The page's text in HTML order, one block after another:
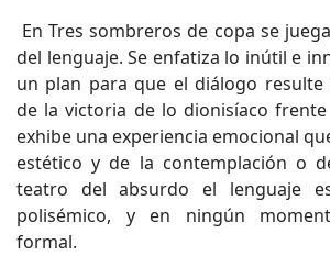
En Tres sombreros de copa se
del lenguaje. Se enfatiza lo inútil e
un plan para que el diálogo
de la victoria de lo dionisíaco
exhibe una experiencia emocional
estético y de la contemplación o
teatro del absurdo el lenguaje
polisémico, y en ningún
formal.